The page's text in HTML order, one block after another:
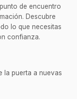
de encuentro
Descubre
lo que necesitas
confianza.
la puerta a nuevas